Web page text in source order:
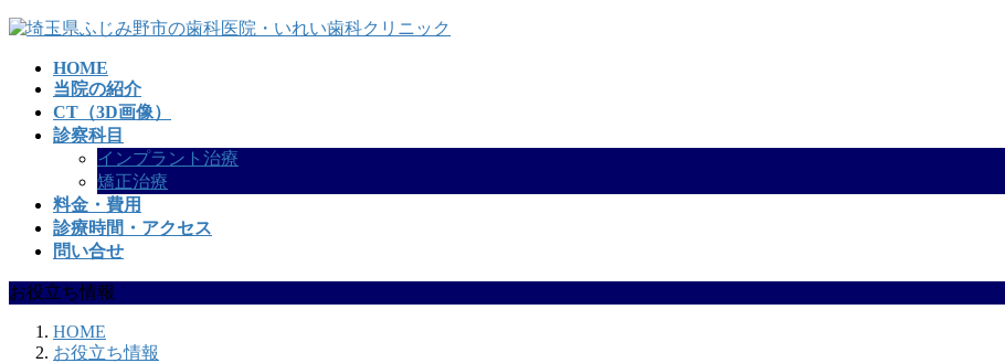
コ
ナ
HOME
当院の紹介
CT（3D画像）
診察科目
インプラント治療
矯正治療
料金・費用
診療時間・アクセス
問い合せ
お役立ち情報
HOME
お役立ち情報